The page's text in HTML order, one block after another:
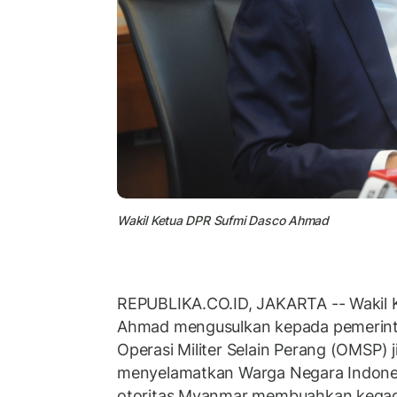
Wakil Ketua DPR Sufmi Dasco Ahmad
REPUBLIKA.CO.ID, JAKARTA -- Wakil
Ahmad mengusulkan kepada
Operasi Militer Selain Perang (OMSP)
menyelamatkan Warga Negara